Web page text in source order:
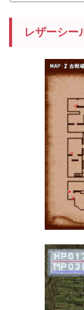
レザーシー